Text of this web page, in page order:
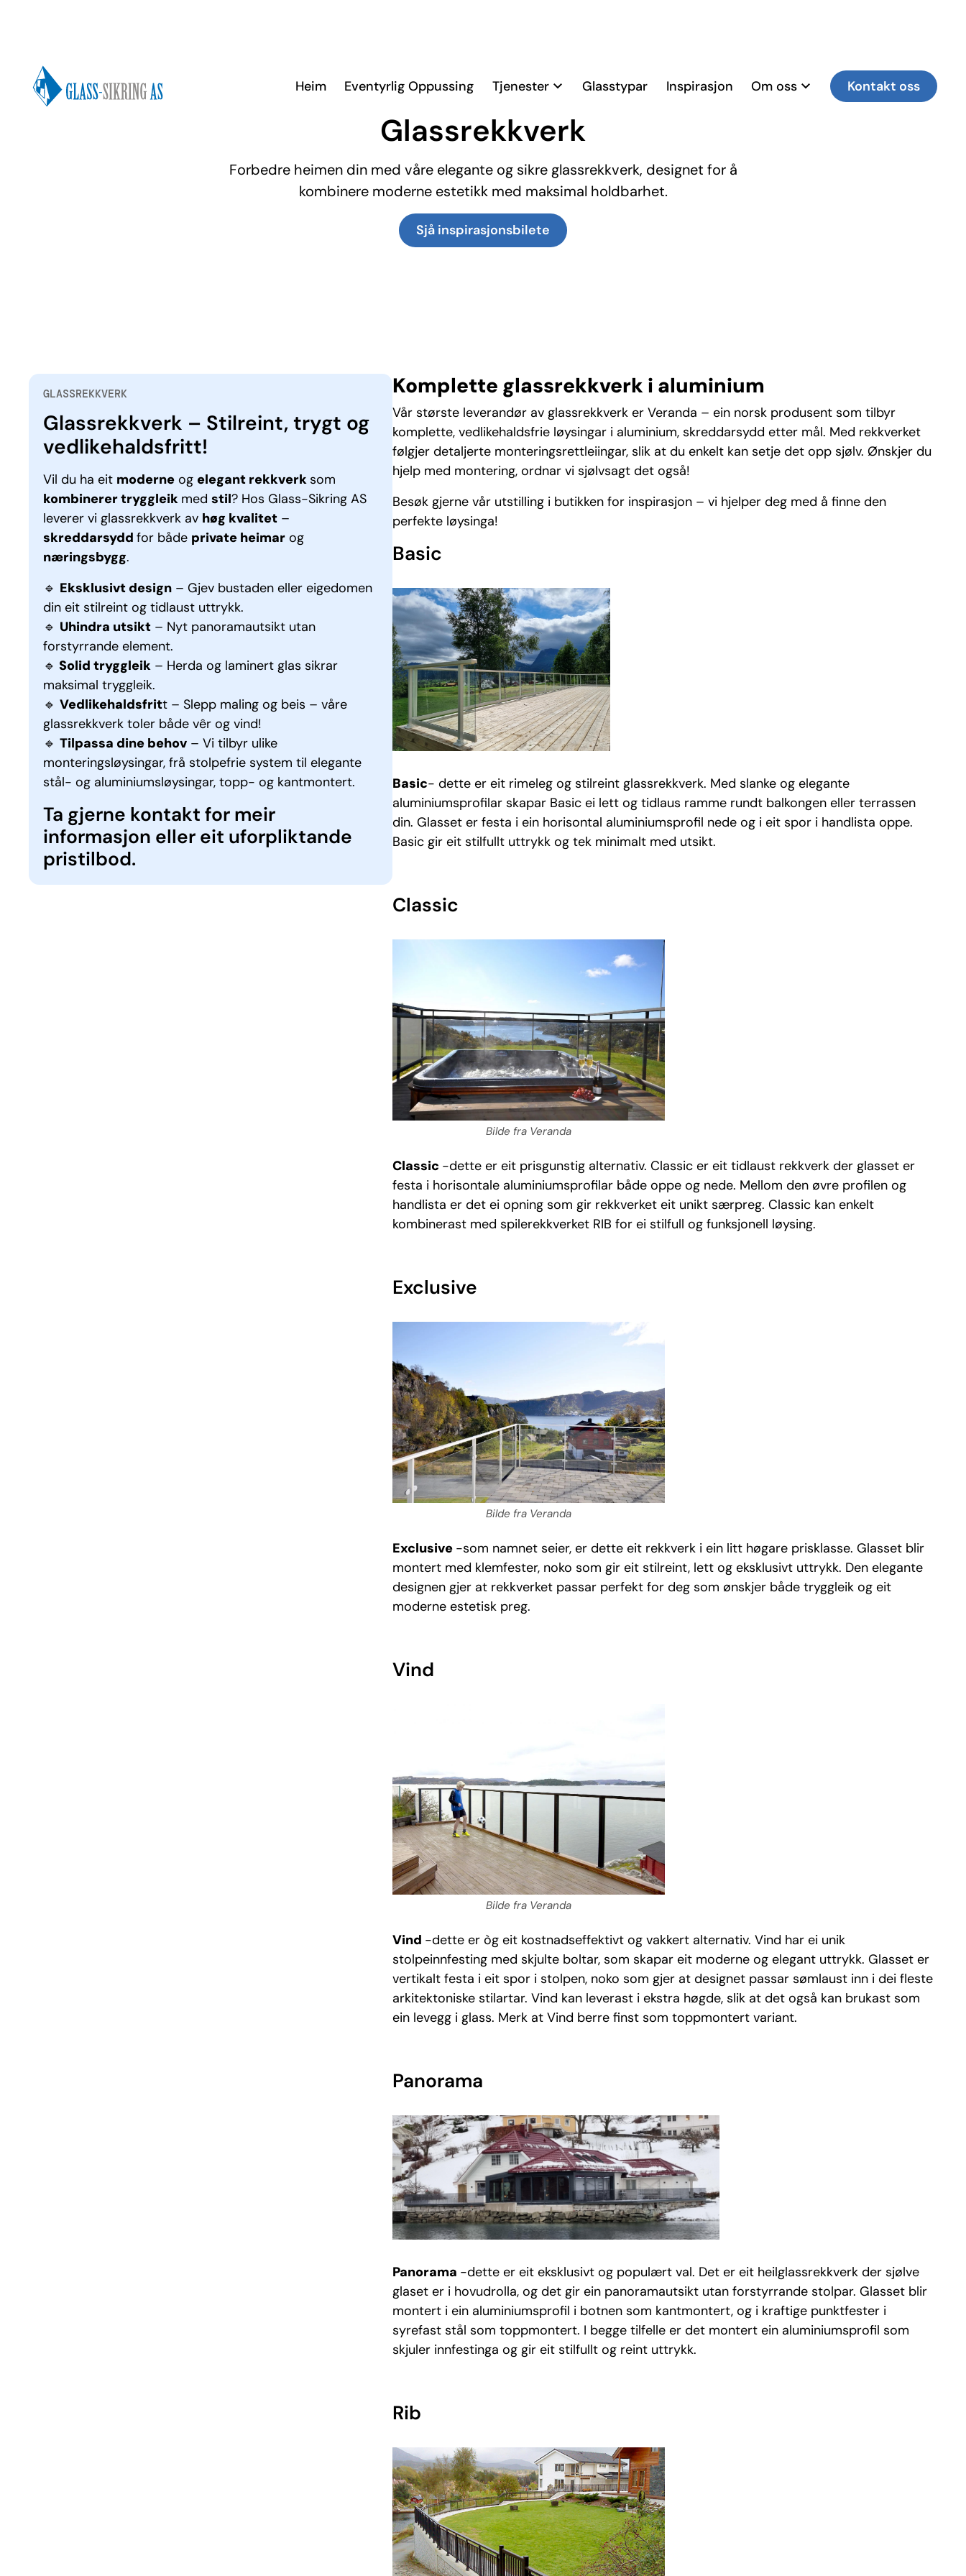
Heim Eventyrlig Oppussing Tjenester Glasstypar Inspirasjon Om oss Kontakt oss
TJENESTE
Glass­rekk­verk
Forbedre heimen din med våre elegante og sikre glassrekkverk, designet for å
kombinere moderne estetikk med maksimal holdbarhet.
Sjå inspirasjons­bilete
GLASS­REKK­VERK
Glassrekkverk – Stilreint, trygt og
vedlikehaldsfritt!
Vil du ha eit moderne og elegant rekkverksom
kombinerer tryggleik med stil? Hos Glass-Sikring AS
leverer vi glassrekkverk av høg kvalitet –
skreddarsydd for både private heimar og
næringsbygg.
🔹 Eksklusivt design – Gjev bustaden eller eigedomen
din eit stilreint og tidlaust uttrykk.
🔹 Uhindra utsikt – Nyt panoramautsikt utan
forstyrrande element.
🔹 Solid tryggleik – Herda og laminert glas sikrar
maksimal tryggleik.
🔹 Vedlikehaldsfritt – Slepp maling og beis – våre
glassrekkverk toler både vêr og vind!
🔹 Tilpassa dine behov – Vi tilbyr ulike
monteringsløysingar, frå stolpefrie system til elegante
stål- og aluminiumsløysingar, topp- og kantmontert.
Ta gjerne kontakt for meir
informasjon eller eit uforpliktande
pristilbod.
Komplette glassrekkverk i aluminium
Vår største leverandør av glassrekkverk er Veranda – ein norsk produsent som tilbyr
komplette, vedlikehaldsfrie løysingar i aluminium, skreddarsydd etter mål. Med rekkverket
følgjer detaljerte monteringsrettleiingar, slik at du enkelt kan setje det opp sjølv. Ønskjer du
hjelp med montering, ordnar vi sjølvsagt det også!
Besøk gjerne vår utstilling i butikken for inspirasjon – vi hjelper deg med å finne den
perfekte løysinga!
Basic
Basic- dette er eit rimeleg og stilreint glassrekkverk. Med slanke og elegante
aluminiumsprofilar skapar Basic ei lett og tidlaus ramme rundt balkongen eller terrassen
din. Glasset er festa i ein horisontal aluminiumsprofil nede og i eit spor i handlista oppe.
Basic gir eit stilfullt uttrykk og tek minimalt med utsikt.
Classic
Bilde fra Veranda
Classic -dette er eit prisgunstig alternativ. Classic er eit tidlaust rekkverk der glasset er
festa i horisontale aluminiumsprofilar både oppe og nede. Mellom den øvre profilen og
handlista er det ei opning som gir rekkverket eit unikt særpreg. Classic kan enkelt
kombinerast med spilerekkverket RIB for ei stilfull og funksjonell løysing.
Exclusive
Bilde fra Veranda
Exclusive -som namnet seier, er dette eit rekkverk i ein litt høgare prisklasse. Glasset blir
montert med klemfester, noko som gir eit stilreint, lett og eksklusivt uttrykk. Den elegante
designen gjer at rekkverket passar perfekt for deg som ønskjer både tryggleik og eit
moderne estetisk preg.
Vind
Bilde fra Veranda
Vind -dette er òg eit kostnadseffektivt og vakkert alternativ. Vind har ei unik
stolpeinnfesting med skjulte boltar, som skapar eit moderne og elegant uttrykk. Glasset er
vertikalt festa i eit spor i stolpen, noko som gjer at designet passar sømlaust inn i dei fleste
arkitektoniske stilartar. Vind kan leverast i ekstra høgde, slik at det også kan brukast som
ein levegg i glass. Merk at Vind berre finst som toppmontert variant.
Panorama
Panorama -dette er eit eksklusivt og populært val. Det er eit heilglassrekkverk der sjølve
glaset er i hovudrolla, og det gir ein panoramautsikt utan forstyrrande stolpar. Glasset blir
montert i ein aluminiumsprofil i botnen som kantmontert, og i kraftige punktfester i
syrefast stål som toppmontert. I begge tilfelle er det montert ein aluminiumsprofil som
skjuler innfestinga og gir eit stilfullt og reint uttrykk.
Rib